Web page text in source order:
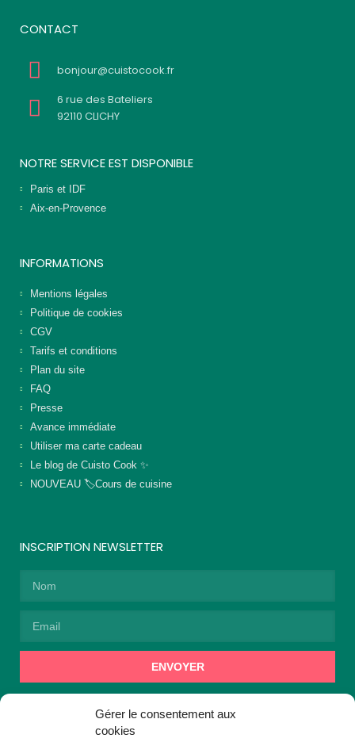
Gérer le consentement aux
cookies
CONTACT
bonjour@cuistocook.fr
6 rue des Bateliers
92110 CLICHY
NOTRE SERVICE EST DISPONIBLE
Paris et IDF
Aix-en-Provence
INFORMATIONS
Mentions légales
Politique de cookies
CGV
Tarifs et conditions
Plan du site
FAQ
Presse
Avance immédiate
Utiliser ma carte cadeau
Le blog de Cuisto Cook ✨
NOUVEAU 🏷️Cours de cuisine
INSCRIPTION NEWSLETTER
ENVOYER
Alternative:
En vous inscrivant, vous acceptez de recevoir des
communications de la part de Cuisto Cook.